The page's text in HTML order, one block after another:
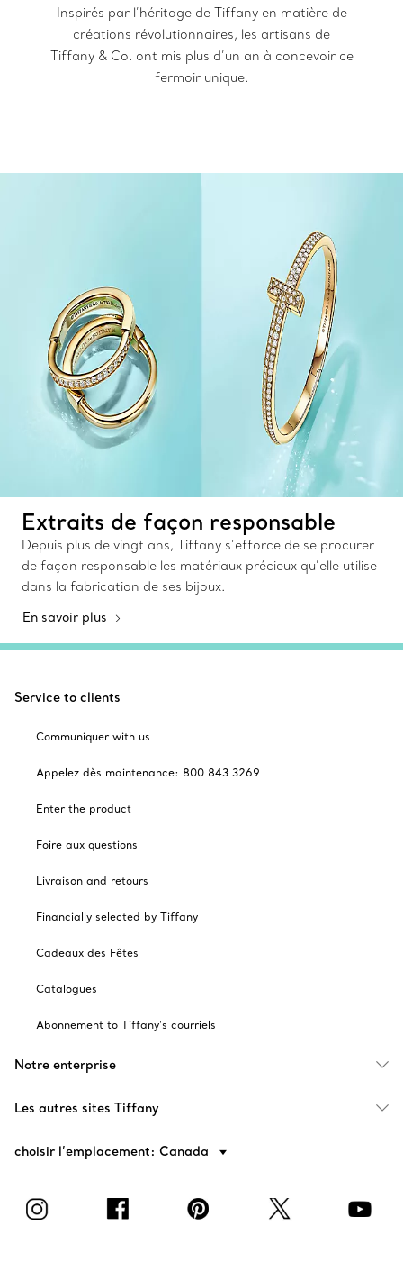
Inspirés par l’héritage de Tiffany en matière de
créations révolutionnaires, les artisans de
Tiffany & Co. ont mis plus d’un an à concevoir ce
fermoir unique.
Extraits de façon responsable
Depuis plus de vingt ans, Tiffany s’efforce de se procurer
de façon responsable les matériaux précieux qu’elle utilise
dans la fabrication de ses bijoux.
En savoir plus
Service to clients
Communiquer with us
Appelez dès maintenance: 800 843 3269
Enter the product
Foire aux questions
Livraison and retours
Financially selected by Tiffany
Cadeaux des Fêtes
Catalogues
Abonnement to Tiffany's courriels
Notre enterprise
Les autres sites Tiffany
choisir l’emplacement: Canada